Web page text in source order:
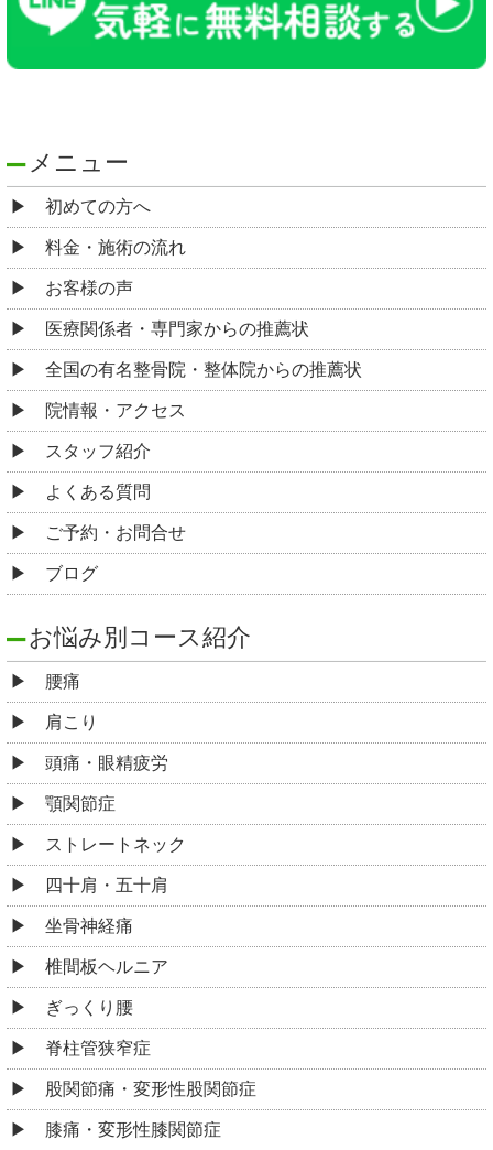
メニュー
初めての方へ
料金・施術の流れ
お客様の声
医療関係者・専門家からの推薦状
全国の有名整骨院・整体院からの推薦状
院情報・アクセス
スタッフ紹介
よくある質問
ご予約・お問合せ
ブログ
お悩み別コース紹介
腰痛
肩こり
頭痛・眼精疲労
顎関節症
ストレートネック
四十肩・五十肩
坐骨神経痛
椎間板ヘルニア
ぎっくり腰
脊柱管狭窄症
股関節痛・変形性股関節症
膝痛・変形性膝関節症